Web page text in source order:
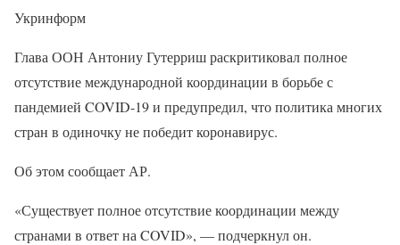
Укринформ
Глава ООН Антониу Гутерриш раскритиковал полное
отсутствие международной координации в борьбе с
пандемией COVID-19 и предупредил, что политика многих
стран в одиночку не победит коронавирус.
Об этом сообщает АР.
«Существует полное отсутствие координации между
странами в ответ на COVID», — подчеркнул он.